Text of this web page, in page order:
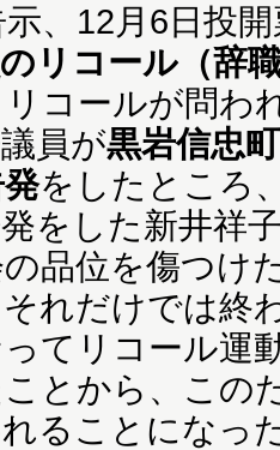
、12月6日投
リコール（辞
コールが問わ
員が黒岩信忠
をしたところ
をした新井祥
品位を傷つけ
れだけでは終
てリコール運
とから、この
ることになっ